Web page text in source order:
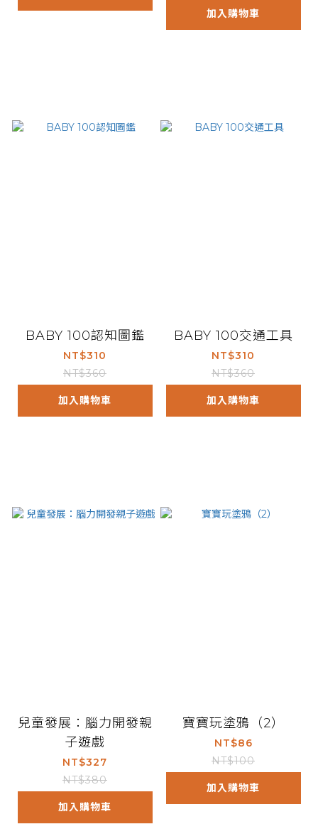
加入購物車
BABY 100認知圖鑑
NT$310
NT$360
加入購物車
BABY 100交通工具
NT$310
NT$360
加入購物車
兒童發展：腦力開發親
子遊戲
NT$327
NT$380
加入購物車
寶寶玩塗鴉（2）
NT$86
NT$100
加入購物車